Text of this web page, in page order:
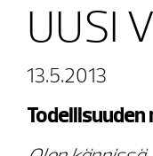
UUSI
13.5.2013